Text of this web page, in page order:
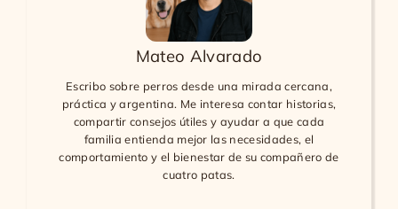
Mateo Alvarado
Escribo sobre perros desde una mirada cercana,
práctica y argentina. Me interesa contar historias,
compartir consejos útiles y ayudar a que cada
familia entienda mejor las necesidades, el
comportamiento y el bienestar de su compañero de
cuatro patas.